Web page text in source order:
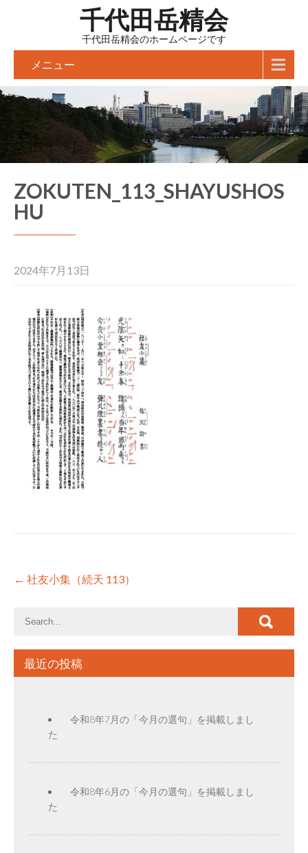
千代田岳精会
千代田岳精会のホームページです
メニュー
ZOKUTEN_113_SHAYUSHOS
HU
2024年7月13日
Post
navigation
← 社友小集（続天 113）
最近の投稿
令和8年7月の「今月の選句」を掲載しまし
た
令和8年6月の「今月の選句」を掲載しまし
た